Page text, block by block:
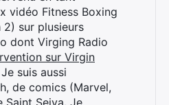
vidéo Fitness Boxing
sur plusieurs
dont Virging Radio
sur Virgin
Je suis aussi
de comics (Marvel,
Saint Seiya. Je